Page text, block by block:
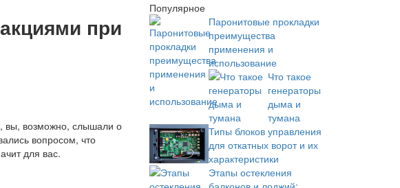
при
вы, возможно, слышали о
вопросом, что
для вас.
Популярное
Паронитовые прокладки
преимущества
применения и
использование
Что такое
генераторы
дыма и
тумана
Типы блоков управления
для откатных ворот и их
характеристики
Этапы остекления